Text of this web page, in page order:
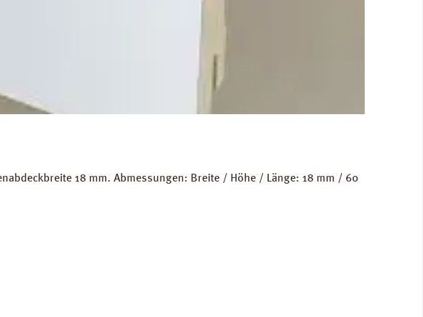
18 mm. Abmessungen: Breite / Höhe / Länge: 18 mm / 60